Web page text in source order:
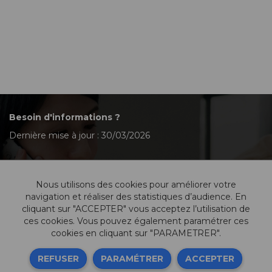
Besoin d'informations ?
Dernière mise à jour : 30/03/2026
Contactez-nous
Informations légales
Sitemap
Nous utilisons des cookies pour améliorer votre
navigation et réaliser des statistiques d’audience. En
cliquant sur "ACCEPTER" vous acceptez l’utilisation de
ces cookies. Vous pouvez également paramétrer ces
cookies en cliquant sur "PARAMETRER".
REFUSER PARAMÉTRER ACCEPTER